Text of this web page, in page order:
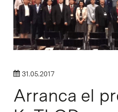
31.05.2017
Arranca el